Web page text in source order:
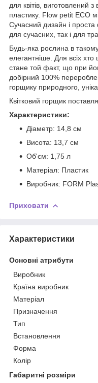
для квітів, виготовлений
пластику. Flow petit ECO
Сучасний дизайн і
для сучасних, так і для
Будь-яка рослина в
елегантніше. Для всіх
стане той факт, що при
добірний 100%
горщику природного,
Квітковий горщик
Характеристики:
Діаметр: 14,8 см
Висота: 13,7 см
Об'єм: 1,75 л
Матеріал: Пластик
Виробник: FORM
Приховати
Характеристики
Основні атрибути
Виробник
Країна виробник
Матеріал
Призначення
Тип
Встановлення
Форма
Колір
Габаритні розміри